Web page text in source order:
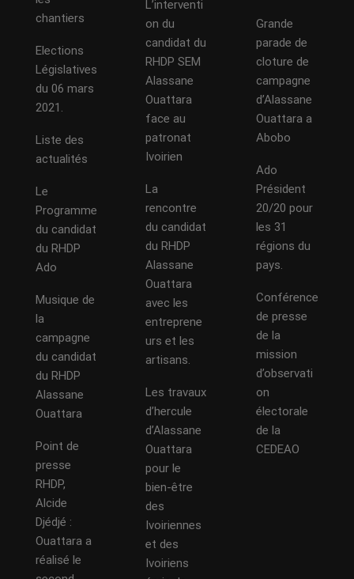
chantiers
Elections
Législatives
du 06 mars
2021.
Liste des
actualités
Le
Programme
du candidat
du RHDP
Ado
Musique de
la
campagne
du candidat
du RHDP
Alassane
Ouattara
Point de
presse
RHDP,
Alcide
Djédjé :
Ouattara a
réalisé le
L’interventi
on du
candidat du
RHDP SEM
Alassane
Ouattara
face au
patronat
Ivoirien
La
rencontre
du candidat
du RHDP
Alassane
Ouattara
avec les
entreprene
urs et les
artisans.
Les travaux
d’hercule
d’Alassane
Ouattara
pour le
bien-être
des
Ivoiriennes
et des
Ivoiriens
Grande
parade de
cloture de
campagne
d’Alassane
Ouattara a
Abobo
Ado
Président
20/20 pour
les 31
régions du
pays.
Conférence
de presse
de la
mission
d’observati
on
électorale
de la
CEDEAO